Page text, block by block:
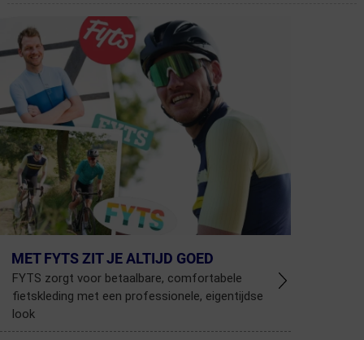
MET FYTS ZIT JE ALTIJD GOED
FYTS zorgt voor betaalbare, comfortabele
fietskleding met een professionele, eigentijdse
look